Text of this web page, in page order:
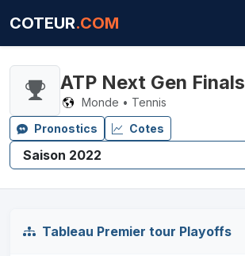
COTEUR.COM
ATP Next Gen Finals
Monde • Tennis
Pronostics Cotes
Tableau Premier tour Playoffs